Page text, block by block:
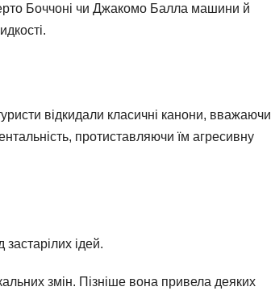
Боччоні чи Джакомо Балла машини й
відкидали класичні канони, вважаючи
протиставляючи їм агресивну
застарілих ідей.
змін. Пізніше вона привела деяких